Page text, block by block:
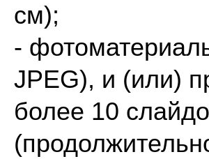
см);
-
JPEG), и (или)
более 10